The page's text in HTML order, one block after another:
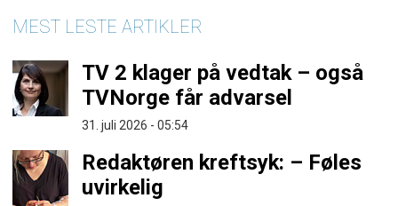
MEST LESTE ARTIKLER
TV 2 klager på vedtak – også
TVNorge får advarsel
31. juli 2026 - 05:54
Redaktøren kreftsyk: – Føles
uvirkelig